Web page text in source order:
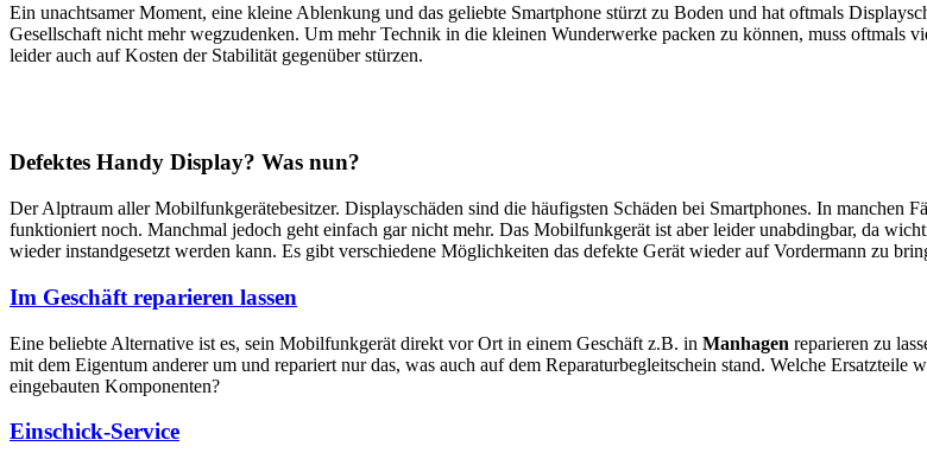
Ein unachtsamer Moment, eine kleine Ablenkung und das geliebte Smartphone stürzt zu Boden und hat oftmals
Gesellschaft nicht mehr wegzudenken. Um mehr Technik in die kleinen Wunderwerke packen zu können, muss oftmals
leider auch auf Kosten der Stabilität gegenüber stürzen.
Defektes Handy Display? Was nun?
Der Alptraum aller Mobilfunkgerätebesitzer. Displayschäden sind die häufigsten Schäden bei Smartphones. In manchen
funktioniert noch. Manchmal jedoch geht einfach gar nicht mehr. Das Mobilfunkgerät ist aber leider unabdingbar, da
wieder instandgesetzt werden kann. Es gibt verschiedene Möglichkeiten das defekte Gerät wieder auf Vordermann zu
Im Geschäft reparieren lassen
Eine beliebte Alternative ist es, sein Mobilfunkgerät direkt vor Ort in einem Geschäft z.B. in Manhagen reparieren zu
mit dem Eigentum anderer um und repariert nur das, was auch auf dem Reparaturbegleitschein stand. Welche
eingebauten Komponenten?
Einschick-Service